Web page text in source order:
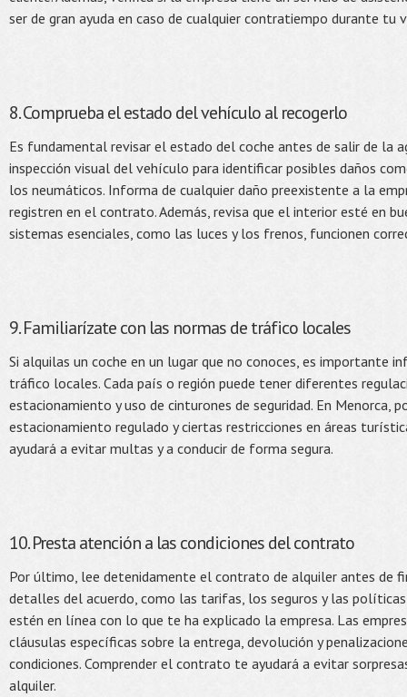
ser de gran ayuda en caso de cualquier contratiempo durante tu
8. Comprueba el estado del vehículo al recogerlo
Es fundamental revisar el estado del coche antes de salir de la
inspección visual del vehículo para identificar posibles daños
los neumáticos. Informa de cualquier daño preexistente a la
registren en el contrato. Además, revisa que el interior esté en
sistemas esenciales, como las luces y los frenos, funcionen
9. Familiarízate con las normas de tráfico locales
Si alquilas un coche en un lugar que no conoces, es importante
tráfico locales. Cada país o región puede tener diferentes
estacionamiento y uso de cinturones de seguridad. En Menorca,
estacionamiento regulado y ciertas restricciones en áreas
ayudará a evitar multas y a conducir de forma segura.
10. Presta atención a las condiciones del contrato
Por último, lee detenidamente el contrato de alquiler antes de
detalles del acuerdo, como las tarifas, los seguros y las
estén en línea con lo que te ha explicado la empresa. Las
cláusulas específicas sobre la entrega, devolución y
condiciones. Comprender el contrato te ayudará a evitar
alquiler.